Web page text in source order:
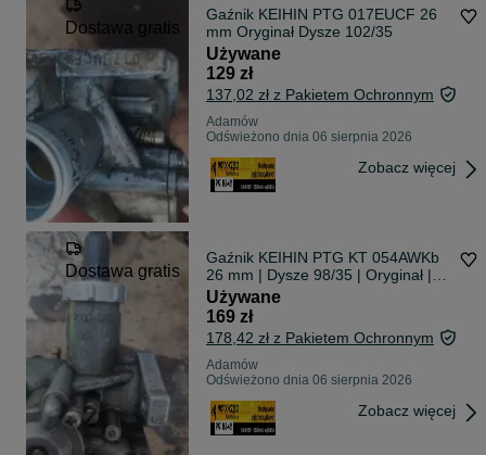
Dostawa gratis
Gaźnik KEIHIN PTG 017EUCF 26
mm Oryginał Dysze 102/35
Używane
129 zł
137,02 zł z Pakietem Ochronnym
Adamów
Odświeżono dnia 06 sierpnia 2026
Zobacz więcej
Dostawa gratis
Gaźnik KEIHIN PTG KT 054AWKb
26 mm | Dysze 98/35 | Oryginał |
Kompletny
Używane
169 zł
178,42 zł z Pakietem Ochronnym
Adamów
Odświeżono dnia 06 sierpnia 2026
Zobacz więcej